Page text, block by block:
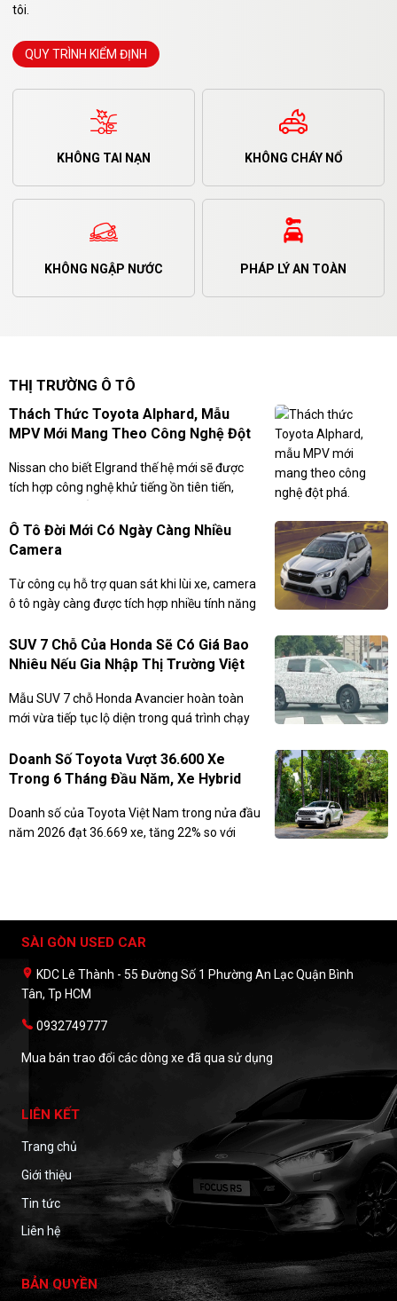
tôi.
QUY TRÌNH KIỂM ĐỊNH
KHÔNG TAI NẠN KHÔNG CHÁY NỔ
KHÔNG NGẬP NƯỚC PHÁP LÝ AN TOÀN
THỊ TRƯỜNG Ô TÔ
Thách Thức Toyota Alphard, Mẫu
MPV Mới Mang Theo Công Nghệ Đột
Nissan cho biết Elgrand thế hệ mới sẽ được
tích hợp công nghệ khử tiếng ồn tiên tiến,
bất kỳ mẫu xe nào.
Ô Tô Đời Mới Có Ngày Càng Nhiều
Camera
Từ công cụ hỗ trợ quan sát khi lùi xe, camera
ô tô ngày càng được tích hợp nhiều tính năng
giám sát người lái, đồng thời là nền tảng cho
các công nghệ hỗ trợ lái hiện đại.
SUV 7 Chỗ Của Honda Sẽ Có Giá Bao
Nhiêu Nếu Gia Nhập Thị Trường Việt
Fe?
Mẫu SUV 7 chỗ Honda Avancier hoàn toàn
mới vừa tiếp tục lộ diện trong quá trình chạy
Doanh Số Toyota Vượt 36.600 Xe
Trong 6 Tháng Đầu Năm, Xe Hybrid
Doanh số của Toyota Việt Nam trong nửa đầu
năm 2026 đạt 36.669 xe, tăng 22% so với
SÀI GÒN USED CAR
KDC Lê Thành - 55 Đường Số 1 Phường An Lạc Quận Bình
Tân, Tp HCM
0932749777
Mua bán trao đổi các dòng xe đã qua sử dụng
LIÊN KẾT
Trang chủ
Giới thiệu
Tin tức
Liên hệ
BẢN QUYỀN